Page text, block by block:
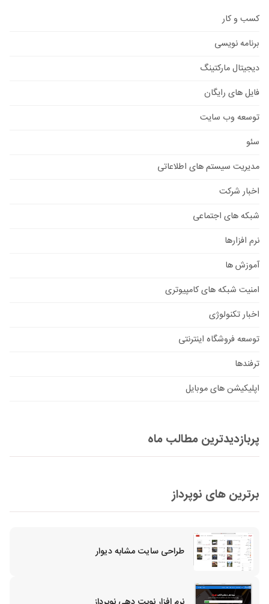
کسب و کار
برنامه نویسی
دیجیتال مارکتینگ
فایل های رایگان
توسعه وب سایت
سئو
مدیریت سیستم های اطلاعاتی
اخبار شرکت
شبکه های اجتماعی
نرم افزارها
آموزش ها
امنیت شبکه های کامپیوتری
اخبار تکنولوژی
توسعه فروشگاه اینترنتی
ترفندها
اپلیکیشن های موبایل
پربازدیدترین مطالب ماه
برترین های نوپرداز
طراحی سایت مشابه دیوار